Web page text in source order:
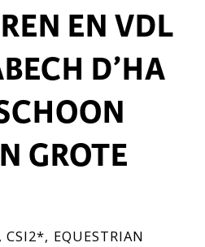
EN VDL
D’HA
GROTE
, CSI2*, EQUESTRIAN